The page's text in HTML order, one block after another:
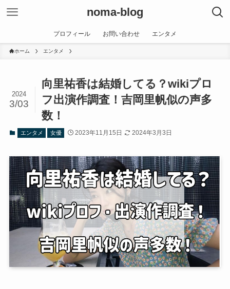
noma-blog
プロフィール お問い合わせ エンタメ
ホーム エンタメ
向里祐香は結婚してる？wikiプロ
フ出演作調査！吉岡里帆似の声多
数！
2024
3/03
エンタメ 女優 2023年11月15日 2024年3月3日